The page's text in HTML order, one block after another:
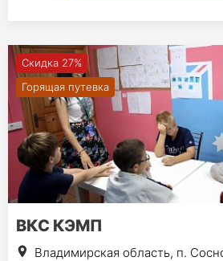
Скидка 27%
Горящая путевка
ВКС КЭМП
Владимирская область, п.